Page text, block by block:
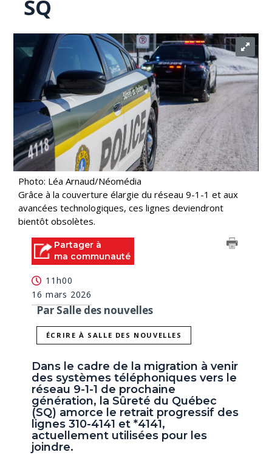
SQ
Photo: Léa Arnaud/Néomédia
Grâce à la couverture élargie du réseau 9-1-1 et aux
avancées technologiques, ces lignes deviendront
bientôt obsolètes.
Partager à
ma communauté
11h00
16 mars 2026
Par Salle des nouvelles
ÉCRIRE À SALLE DES NOUVELLES
Dans le cadre de la migration à venir
des systèmes téléphoniques vers le
réseau 9-1-1 de prochaine
génération, la Sûreté du Québec
(SQ) amorce le retrait progressif des
lignes 310-4141 et *4141,
actuellement utilisées pour les
joindre.